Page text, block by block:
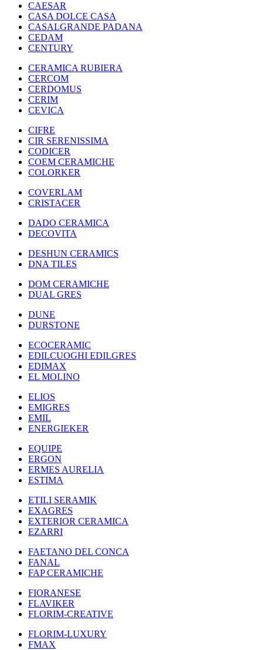
CAESAR
CASA DOLCE CASA
CASALGRANDE PADANA
CEDAM
CENTURY
CERAMICA RUBIERA
CERCOM
CERDOMUS
CERIM
CEVICA
CIFRE
CIR SERENISSIMA
CODICER
COEM CERAMICHE
COLORKER
COVERLAM
CRISTACER
DADO CERAMICA
DECOVITA
DESHUN CERAMICS
DNA TILES
DOM CERAMICHE
DUAL GRES
DUNE
DURSTONE
ECOCERAMIC
EDILCUOGHI EDILGRES
EDIMAX
EL MOLINO
ELIOS
EMIGRES
EMIL
ENERGIEKER
EQUIPE
ERGON
ERMES AURELIA
ESTIMA
ETILI SERAMIK
EXAGRES
EXTERIOR CERAMICA
EZARRI
FAETANO DEL CONCA
FANAL
FAP CERAMICHE
FIORANESE
FLAVIKER
FLORIM-CREATIVE
FLORIM-LUXURY
FMAX